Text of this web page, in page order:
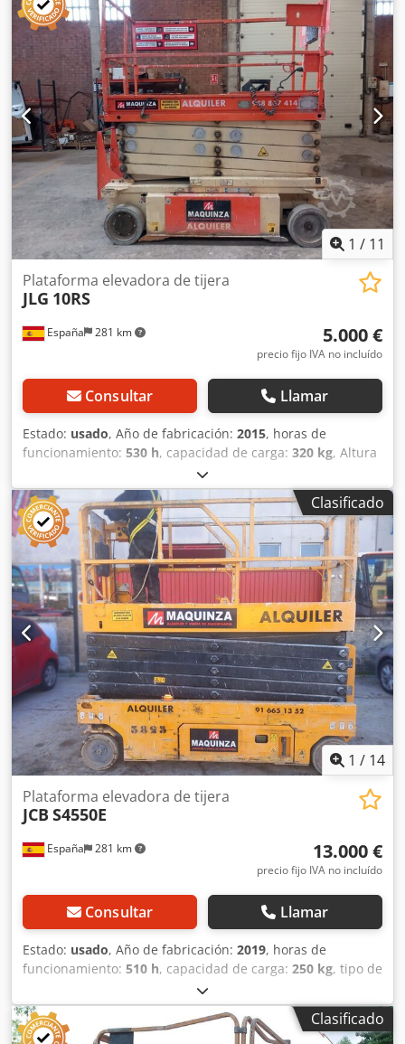
(Zaragoza) Plataforma elevadora de tijera Genie GS 3268 RT
de segunda mano. Plataforma elevadora de 12 m. de
altura de trabajo diésel para trabajos en exteriores. Esta
maquinaria se encuentra operativa, funcionando y
revisada para poder trabajar desde el primer día. La
plataforma permite realizar trabajos hasta a 12 metros de
altura y subir pendientes de hasta un 35%, asegurando
una versatilidad para todo tipo de trabajos, además de
contar con barandilla plegable y una extensión de 1,15
metros. precio: PRECIO A CONSULTAR Pendiente
franqueable: 35% Extensión: 1,15 m Estabilizadores
Barandillas plegables Dcodpjzi Ecgsfx Afvok CE
1 / 11
España 281 km
Plataforma elevadora de tijera
JLG 10RS
5.000 €
precio fijo IVA no incluído
Consultar Llamar
Estado: usado, Año de fabricación: 2015, horas de
funcionamiento: 530 h, capacidad de carga: 320 kg, Altura
de trabajo: 1.175 cm Dcodpfjzi Ebpex Afvek Ubicación:
Tudela (Navarra) Esta plataforma de batería elevadora JLG
10RS te ayudará en todos los trabajos en altura que
necesites. Se encuentra en perfecto estado de
funcionalidad y operabilidad, permitiendo trabajar desde
el primer día. Combustible: 4 Baterías de 6V 220 AH
configuración del eje: Ruedas macizas CE
Clasificado
1 / 14
España 281 km
Plataforma elevadora de tijera
JCB S4550E
13.000 €
precio fijo IVA no incluído
Consultar Llamar
Estado: usado, Año de fabricación: 2019, horas de
funcionamiento: 510 h, capacidad de carga: 250 kg, tipo de
, Peso en vacío: 3.366 kg PBV: 3.616
kg Dimensiones (lxanxal): 276 x 125 x 260 cm Altura de
trabajo: 1.580 cm Ubicación: Zaragoza (Zaragoza) LaClasificado